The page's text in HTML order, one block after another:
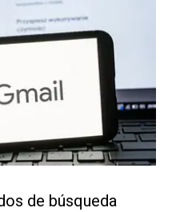
de búsqueda